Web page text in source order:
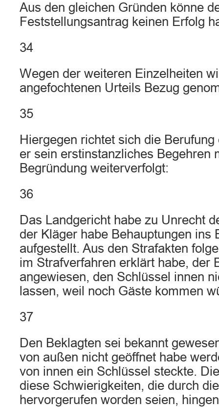
Aus den gleichen Gründen könne
Feststellungsantrag keinen Erfolg
34
Wegen der weiteren Einzelheiten
angefochtenen Urteils Bezug
35
Hiergegen richtet sich die
er sein erstinstanzliches Begehren
Begründung weiterverfolgt:
36
Das Landgericht habe zu Unrecht
der Kläger habe Behauptungen ins
aufgestellt. Aus den Strafakten
im Strafverfahren erklärt habe, der
angewiesen, den Schlüssel innen
lassen, weil noch Gäste kommen
37
Den Beklagten sei bekannt
von außen nicht geöffnet habe
von innen ein Schlüssel steckte.
diese Schwierigkeiten, die durch
hervorgerufen worden seien,